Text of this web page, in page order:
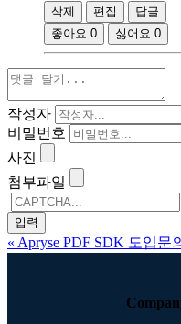
삭제 편집
답글
좋아요 0 싫어요 0
작성자
비밀번호
사진
첨부파일
« Apryse PDF SDK 도입문